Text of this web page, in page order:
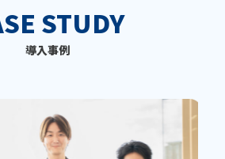
STUDY
導入事例